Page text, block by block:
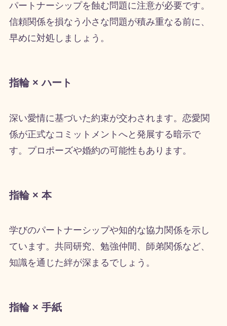
パートナーシップを蝕む問題に注意が必要です。
信頼関係を損なう小さな問題が積み重なる前に、
早めに対処しましょう。
指輪 × ハート
深い愛情に基づいた約束が交わされます。恋愛関
係が正式なコミットメントへと発展する暗示で
す。プロポーズや婚約の可能性もあります。
指輪 × 本
学びのパートナーシップや知的な協力関係を示し
ています。共同研究、勉強仲間、師弟関係など、
知識を通じた絆が深まるでしょう。
指輪 × 手紙